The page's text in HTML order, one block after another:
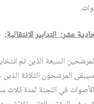
عشر:التدابير الانتقالية:
السبعة الذين تم
سيبقى المرشحون الثلاثة
في اللجنة لمدة ثلاث